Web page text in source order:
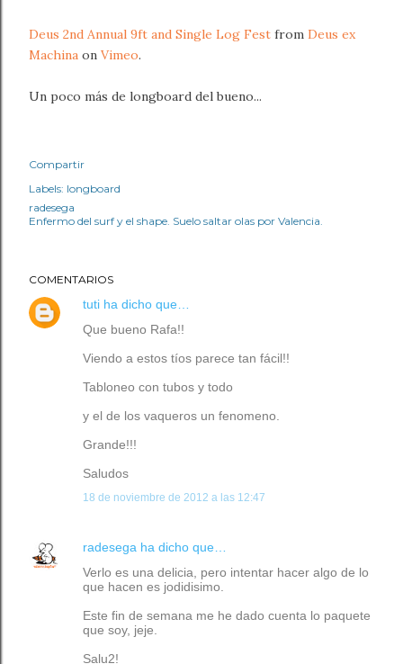
Deus 2nd Annual 9ft and Single Log Fest from Deus ex
Machina on Vimeo.
Un poco más de longboard del bueno...
Compartir
Labels: longboard
radesega
Enfermo del surf y el shape. Suelo saltar olas por Valencia.
COMENTARIOS
tuti ha dicho que…
Que bueno Rafa!!
Viendo a estos tíos parece tan fácil!!
Tabloneo con tubos y todo
y el de los vaqueros un fenomeno.
Grande!!!
Saludos
18 de noviembre de 2012 a las 12:47
radesega ha dicho que…
Verlo es una delicia, pero intentar hacer algo de lo
que hacen es jodidisimo.
Este fin de semana me he dado cuenta lo paquete
que soy, jeje.
Salu2!